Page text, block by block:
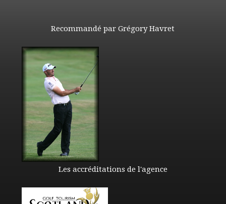
Recommandé par Grégory Havret
Les accréditations de l'agence